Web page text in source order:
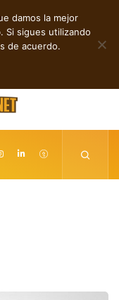
en “Hatred?”
damos la mejor
Si sigues utilizando
de acuerdo.